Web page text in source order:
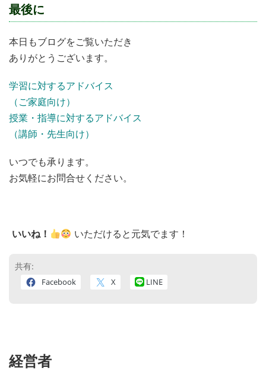
最後に
本日もブログをご覧いただき
ありがとうございます。
学習に対するアドバイス
（ご家庭向け）
授業・指導に対するアドバイス
（講師・先生向け）
いつでも承ります。
お気軽にお問合せください。
いいね！ いただけると元気でます！
共有:
Facebook X LINE
経営者